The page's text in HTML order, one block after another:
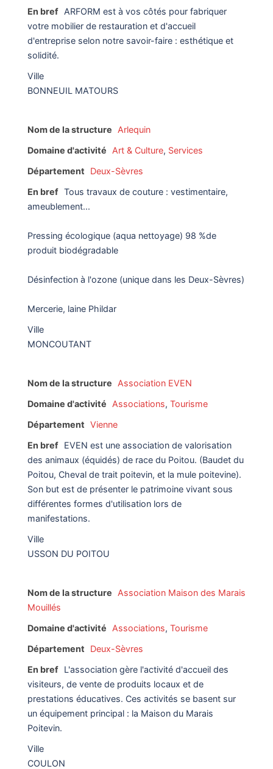
En bref ARFORM est à vos côtés pour fabriquer
votre mobilier de restauration et d'accueil
d'entreprise selon notre savoir-faire : esthétique et
solidité.
Ville
BONNEUIL MATOURS
Nom de la structure
Arlequin
Domaine d'activité
Art & Culture, Services
Département
Deux-Sèvres
En bref Tous travaux de couture : vestimentaire,
ameublement...
Pressing écologique (aqua nettoyage) 98 %de
produit biodégradable
Désinfection à l'ozone (unique dans les Deux-Sèvres)
Mercerie, laine Phildar
Ville
MONCOUTANT
Nom de la structure
Association EVEN
Domaine d'activité
Associations, Tourisme
Département Vienne
En bref EVEN est une association de valorisation
des animaux (équidés) de race du Poitou. (Baudet du
Poitou, Cheval de trait poitevin, et la mule poitevine).
Son but est de présenter le patrimoine vivant sous
différentes formes d'utilisation lors de
manifestations.
Ville
USSON DU POITOU
Nom de la structure
Association Maison des Marais
Mouillés
Domaine d'activité
Associations, Tourisme
Département
Deux-Sèvres
En bref L'association gère l'activité d'accueil des
visiteurs, de vente de produits locaux et de
prestations éducatives. Ces activités se basent sur
un équipement principal : la Maison du Marais
Poitevin.
Ville
COULON